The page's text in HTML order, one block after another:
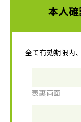
本人
全て有効期限内
表裏両面